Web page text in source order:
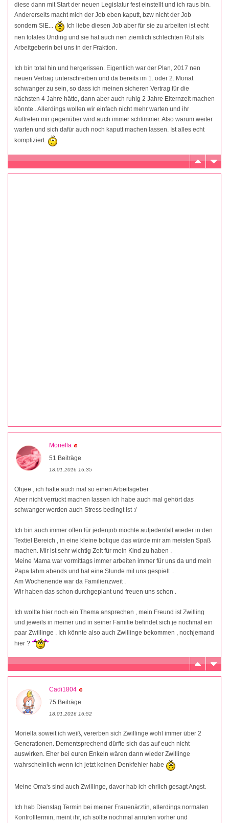
diese dann mit Start der neuen Legislatur fest einstellt und ich raus bin.
Andererseits macht mich der Job eben kaputt, bzw nicht der Job
sondern SIE...
Ich liebe diesen Job aber für sie zu arbeiten ist echt
nen totales Unding und sie hat auch nen ziemlich schlechten Ruf als
Arbeitgeberin bei uns in der Fraktion.
Ich bin total hin und hergerissen. Eigentlich war der Plan, 2017 nen
neuen Vertrag unterschreiben und da bereits im 1. oder 2. Monat
schwanger zu sein, so dass ich meinen sicheren Vertrag für die
nächsten 4 Jahre hätte, dann aber auch ruhig 2 Jahre Elternzeit machen
könnte . Allerdings wollen wir einfach nicht mehr warten und ihr
Auftreten mir gegenüber wird auch immer schlimmer. Also warum weiter
warten und sich dafür auch noch kaputt machen lassen. Ist alles echt
kompliziert.
Moriella
51 Beiträge
18.01.2016 16:35
Ohjee , ich hatte auch mal so einen Arbeitsgeber .
Aber nicht verrückt machen lassen ich habe auch mal gehört das
schwanger werden auch Stress bedingt ist :/
Ich bin auch immer offen für jedenjob möchte aufjedenfall wieder in den
Textiel Bereich , in eine kleine botique das würde mir am meisten Spaß
machen. Mir ist sehr wichtig Zeit für mein Kind zu haben .
Meine Mama war vormittags immer arbeiten immer für uns da und mein
Papa lahm abends und hat eine Stunde mit uns gespielt ..
Am Wochenende war da Familienzweit .
Wir haben das schon durchgeplant und freuen uns schon .
Ich wollte hier noch ein Thema ansprechen , mein Freund ist Zwilling
und jeweils in meiner und in seiner Familie befindet sich je nochmal ein
paar Zwillinge . Ich könnte also auch Zwillinge bekommen , nochjemand
hier ?
Cadi1804
75 Beiträge
18.01.2016 16:52
Moriella soweit ich weiß, vererben sich Zwillinge wohl immer über 2
Generationen. Dementsprechend dürfte sich das auf euch nicht
auswirken. Eher bei euren Enkeln wären dann wieder Zwillinge
wahrscheinlich wenn ich jetzt keinen Denkfehler habe
Meine Oma's sind auch Zwillinge, davor hab ich ehrlich gesagt Angst.
Ich hab Dienstag Termin bei meiner Frauenärztin, allerdings normalen
Kontrolltermin, meint ihr, ich sollte nochmal anrufen vorher und